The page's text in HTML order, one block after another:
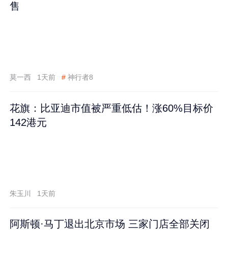
售
莫一西 1天前 # 神行者8
花旗：比亚迪市值被严重低估！涨60%目标价
142港元
朱玉川 1天前
阿斯顿·马丁退出北京市场 三家门店全部关闭